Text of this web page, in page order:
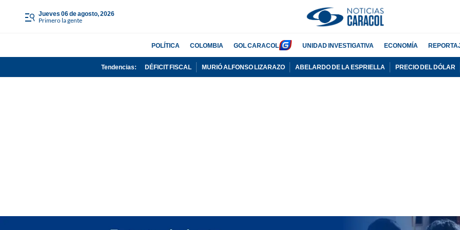
jueves 06 de agosto, 2026
Primero la gente
POLÍTICA COLOMBIA GOL CARACOL UNIDAD INVESTIGATIVA ECONOMÍA
Tendencias: DÉFICIT FISCAL MURIÓ ALFONSO LIZARAZO ABELARDO DE LA ESPRIELLA PRECIO DEL DÓLAR